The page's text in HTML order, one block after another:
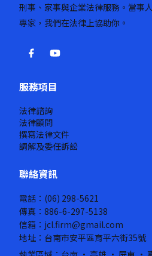
刑事、家事與企業法律服務。當事
專家，我們在法律上協助你。
服務項目
法律諮詢
法律顧問
撰寫法律文件
調解及委任訴訟
聯絡資訊
電話：(06) 298-5621
傳真：886-6-297-5138
信箱：jcl.firm@gmail.com
地址：台南市安平區育平六街35號